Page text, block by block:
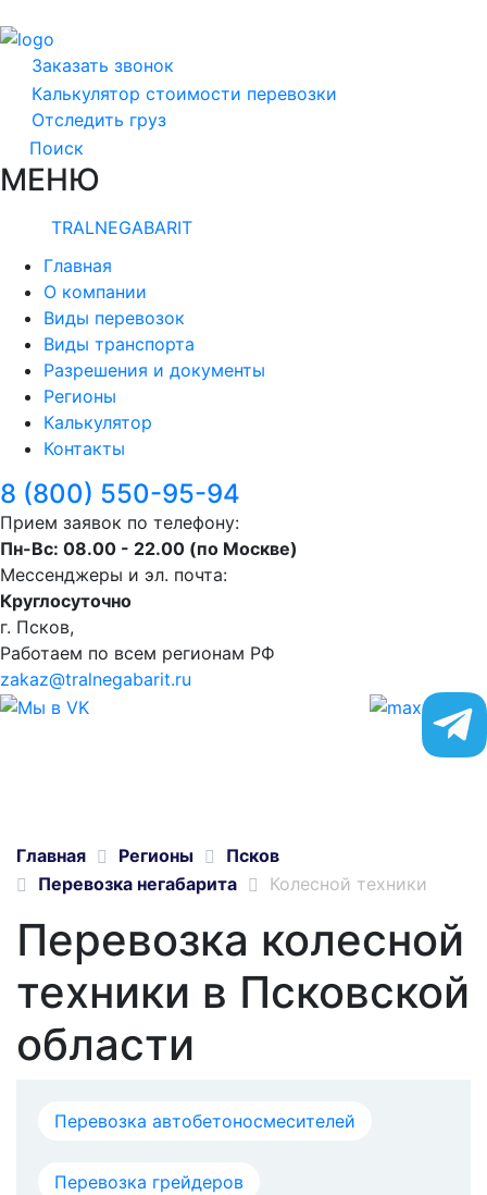
Заказать звонок
Калькулятор стоимости перевозки
Отследить груз
Поиск
МЕНЮ
TRALNEGABARIT
Главная
О компании
Виды перевозок
Виды транспорта
Разрешения и документы
Регионы
Калькулятор
Контакты
8 (800) 550-95-94
Прием заявок по телефону:
Пн-Вс: 08.00 - 22.00 (по Москве)
Мессенджеры и эл. почта:
Круглосуточно
г. Псков,
Работаем по всем регионам РФ
zakaz@tralnegabarit.ru
Главная Регионы
Псков
Перевозка негабарита
Колесной техники
Перевозка колесной
техники в Псковской
области
Перевозка автобетоносмесителей
Перевозка грейдеров